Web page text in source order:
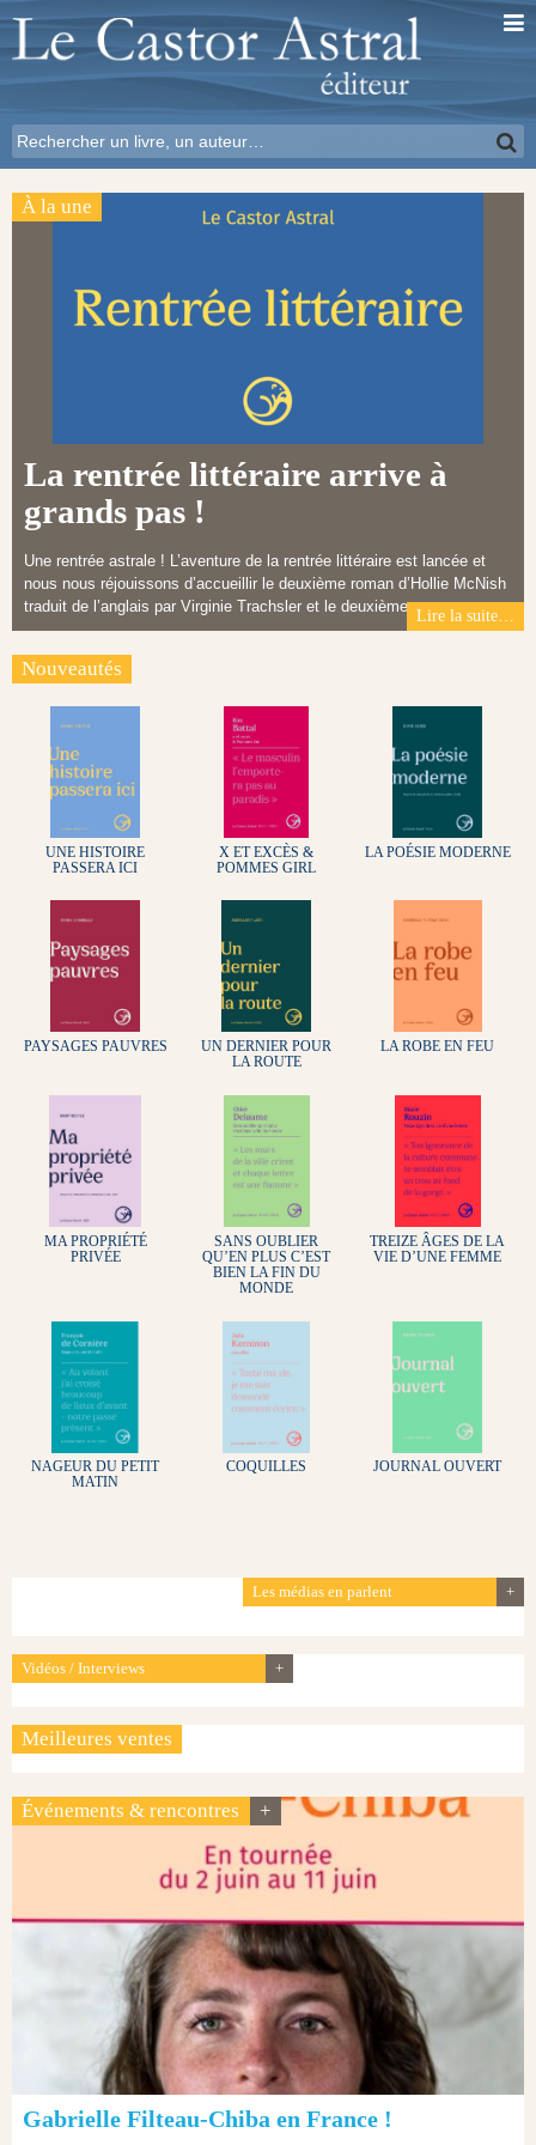
À la une
La rentrée littéraire arrive à
grands pas !
Une rentrée astrale ! L’aventure de la rentrée littéraire est lancée et
nous nous réjouissons d’accueillir le deuxième roman d’Hollie McNish
traduit de l’anglais par Virginie Trachsler et le deuxième…Lire la suite…
Nouveautés
UNE HISTOIRE
PASSERA ICI
X ET EXCÈS &
POMMES GIRL
LA POÉSIE MODERNE
PAYSAGES PAUVRES
UN DERNIER POUR
LA ROUTE
LA ROBE EN FEU
MA PROPRIÉTÉ
PRIVÉE
SANS OUBLIER
QU’EN PLUS C’EST
BIEN LA FIN DU
MONDE
TREIZE ÂGES DE LA
VIE D’UNE FEMME
NAGEUR DU PETIT
MATIN
COQUILLES JOURNAL OUVERT
Les médias en parlent +
Vidéos / Interviews +
Meilleures ventes
Événements & rencontres +
Gabrielle Filteau-Chiba en France !